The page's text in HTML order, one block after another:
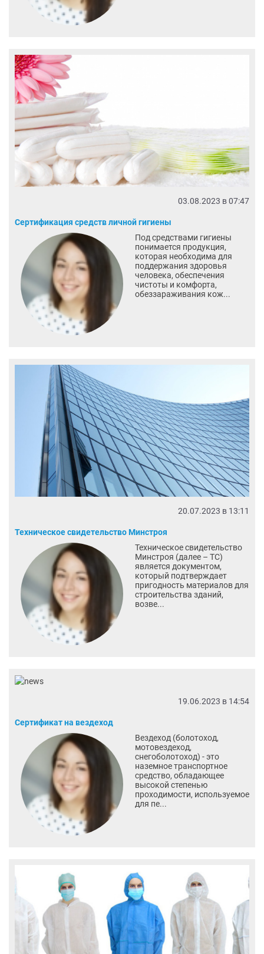
03.08.2023 в 07:47
Сертификация средств личной гигиены
Под средствами гигиены
понимается продукция,
которая необходима для
поддержания здоровья
человека, обеспечения
чистоты и комфорта,
обеззараживания кож...
20.07.2023 в 13:11
Техническое свидетельство Минстроя
Техническое свидетельство
Минстроя (далее – ТС)
является документом,
который подтверждает
пригодность материалов для
строительства зданий,
возве...
19.06.2023 в 14:54
Сертификат на вездеход
Вездеход (болотоход,
мотовездеход,
снегоболотоход) - это
наземное транспортное
средство, обладающее
высокой степенью
проходимости, используемое
для пе...